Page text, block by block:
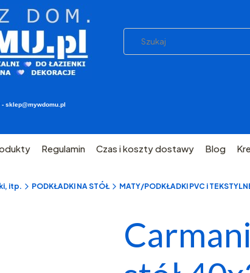
sklep@mywdomu.pl
Regulamin Czas i koszty dostawy Blog
itp. PODKŁADKI NA STÓŁ MATY/PODKŁADKI PVC i